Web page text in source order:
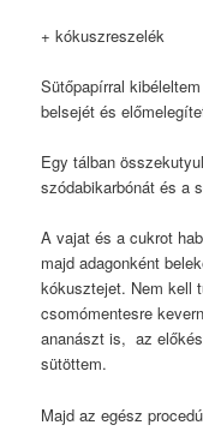
+ kókuszreszelék
Sütőpapírral
belsejét és
Egy tálban
szódabikarbónát és a
A vajat és a cukrot
majd adagonként
kókusztejet. Nem kell
csomómentesre
ananászt is, az
sütöttem.
Majd az egész